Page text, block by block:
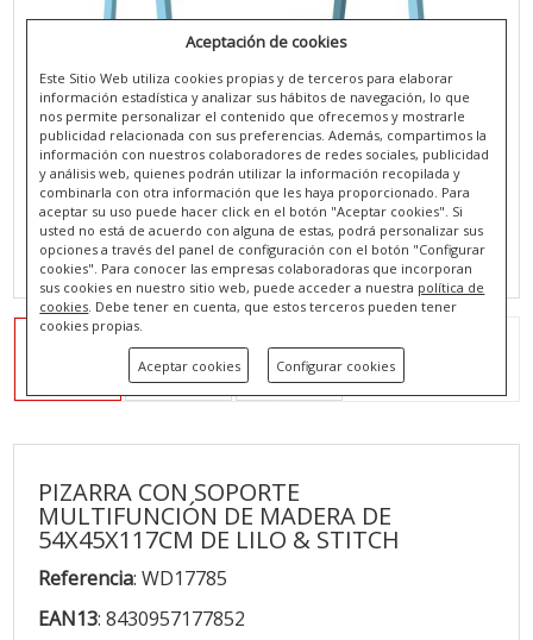
PIZARRA CON SOPORTE
MULTIFUNCIÓN DE MADERA DE
54X45X117CM DE LILO & STITCH
Referencia: WD17785
EAN13: 8430957177852
Aceptación de cookies
Este Sitio Web utiliza cookies propias y de terceros para elaborar
información estadística y analizar sus hábitos de navegación, lo que
nos permite personalizar el contenido que ofrecemos y mostrarle
publicidad relacionada con sus preferencias. Además, compartimos la
información con nuestros colaboradores de redes sociales, publicidad
y análisis web, quienes podrán utilizar la información recopilada y
combinarla con otra información que les haya proporcionado. Para
aceptar su uso puede hacer click en el botón "Aceptar cookies". Si
usted no está de acuerdo con alguna de estas, podrá personalizar sus
opciones a través del panel de configuración con el botón "Configurar
cookies". Para conocer las empresas colaboradoras que incorporan
sus cookies en nuestro sitio web, puede acceder a nuestra política de
cookies. Debe tener en cuenta, que estos terceros pueden tener
cookies propias.
Aceptar cookies Configurar cookies